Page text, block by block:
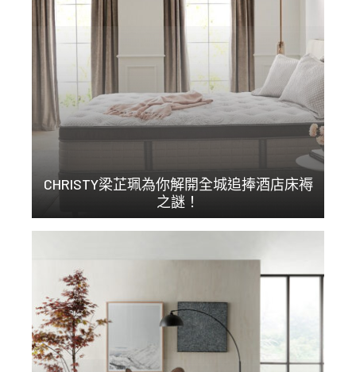
CHRISTY梁芷珮為你解開全城追捧酒店床褥
之謎！
星級旅遊節目主持梁芷...